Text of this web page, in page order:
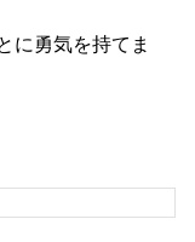
に勇気を持てま